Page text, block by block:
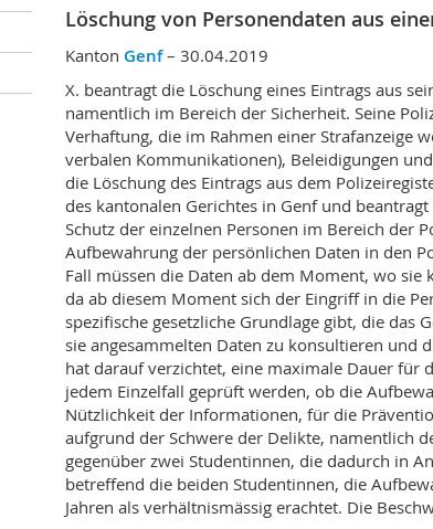
Löschung von Personendaten aus
Kanton Genf– 30.04.2019
X. beantragt die Löschung eines Eintrags aus
namentlich im Bereich der Sicherheit. Seine
Verhaftung, die im Rahmen einer Strafanzeige
verbalen Kommunikationen), Beleidigungen
die Löschung des Eintrags aus dem
des kantonalen Gerichtes in Genf und
Schutz der einzelnen Personen im Bereich der
Aufbewahrung der persönlichen Daten in den
Fall müssen die Daten ab dem Moment, wo
da ab diesem Moment sich der Eingriff in die
spezifische gesetzliche Grundlage gibt, die das
sie angesammelten Daten zu konsultieren und
hat darauf verzichtet, eine maximale Dauer für
jedem Einzelfall geprüft werden, ob die
Nützlichkeit der Informationen, für die
aufgrund der Schwere der Delikte, namentlich
gegenüber zwei Studentinnen, die dadurch in
betreffend die beiden Studentinnen, die
Jahren als verhältnismässig erachtet. Die